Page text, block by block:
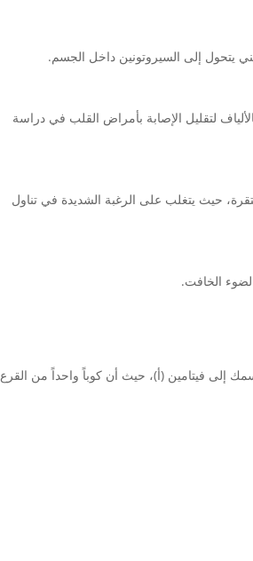
يتحول إلى السيروتونين داخل الجسم.
لتقليل الإصابة بأمراض القلب في دراسة
حيث يتغلب على الرغبة الشديدة في تناول
الخافت.
إلى فيتامين (أ)، حيث أن كوباً واحداً من القرع